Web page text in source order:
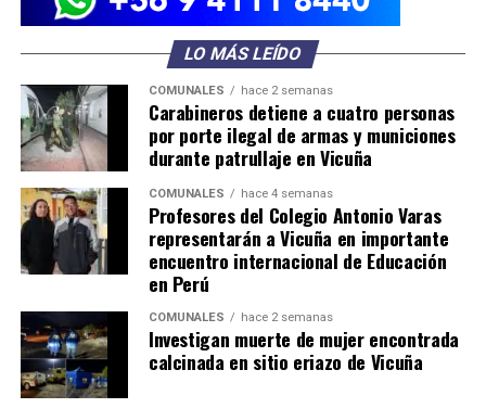
LO MÁS LEÍDO
COMUNALES hace 2 semanas
Carabineros detiene a cuatro personas
por porte ilegal de armas y municiones
durante patrullaje en Vicuña
COMUNALES hace 4 semanas
Profesores del Colegio Antonio Varas
representarán a Vicuña en importante
encuentro internacional de Educación
en Perú
COMUNALES hace 2 semanas
Investigan muerte de mujer encontrada
calcinada en sitio eriazo de Vicuña